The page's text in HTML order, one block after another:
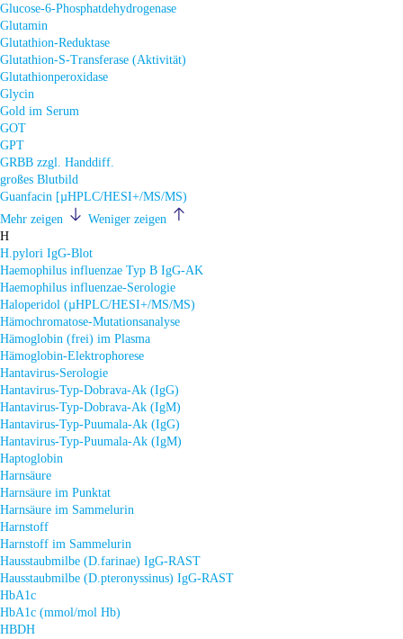
Glucose-6-Phosphatdehydrogenase
Glutamin
Glutathion-Reduktase
Glutathion-S-Transferase (Aktivität)
Glutathionperoxidase
Glycin
Gold im Serum
GOT
GPT
GRBB zzgl. Handdiff.
großes Blutbild
Guanfacin [µHPLC/HESI+/MS/MS)
Mehr zeigen
Weniger zeigen
H
H.pylori IgG-Blot
Haemophilus influenzae Typ B IgG-AK
Haemophilus influenzae-Serologie
Haloperidol (µHPLC/HESI+/MS/MS)
Hämochromatose-Mutationsanalyse
Hämoglobin (frei) im Plasma
Hämoglobin-Elektrophorese
Hantavirus-Serologie
Hantavirus-Typ-Dobrava-Ak (IgG)
Hantavirus-Typ-Dobrava-Ak (IgM)
Hantavirus-Typ-Puumala-Ak (IgG)
Hantavirus-Typ-Puumala-Ak (IgM)
Haptoglobin
Harnsäure
Harnsäure im Punktat
Harnsäure im Sammelurin
Harnstoff
Harnstoff im Sammelurin
Hausstaubmilbe (D.farinae) IgG-RAST
Hausstaubmilbe (D.pteronyssinus) IgG-RAST
HbA1c
HbA1c (mmol/mol Hb)
HBDH